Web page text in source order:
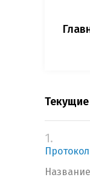
Текущие
1.